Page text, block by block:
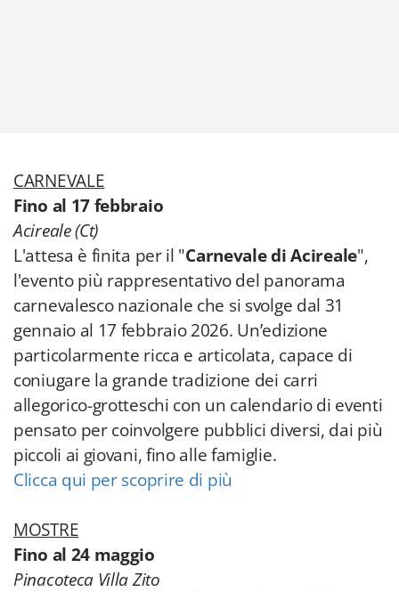
CARNEVALE
Fino al 17 febbraio
Acireale (Ct)
L'attesa è finita per il "Carnevale di Acireale",
l'evento più rappresentativo del panorama
carnevalesco nazionale che si svolge dal 31
gennaio al 17 febbraio 2026. Un’edizione
particolarmente ricca e articolata, capace di
coniugare la grande tradizione dei carri
allegorico-grotteschi con un calendario di eventi
pensato per coinvolgere pubblici diversi, dai più
piccoli ai giovani, fino alle famiglie.
Clicca qui per scoprire di più
MOSTRE
Fino al 24 maggio
Pinacoteca Villa Zito